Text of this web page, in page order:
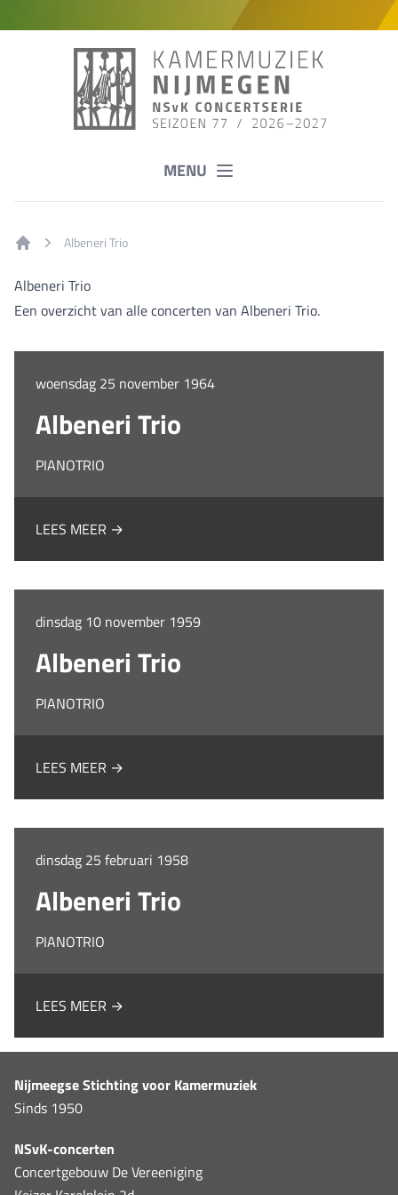
MENU
Albeneri Trio
Albeneri Trio
Een overzicht van alle concerten van Albeneri Trio.
woensdag 25 november 1964
Albeneri Trio
PIANOTRIO
LEES MEER →
dinsdag 10 november 1959
Albeneri Trio
PIANOTRIO
LEES MEER →
dinsdag 25 februari 1958
Albeneri Trio
PIANOTRIO
LEES MEER →
Nijmeegse Stichting voor Kamermuziek
Sinds 1950
NSvK-concerten
Concertgebouw De Vereeniging